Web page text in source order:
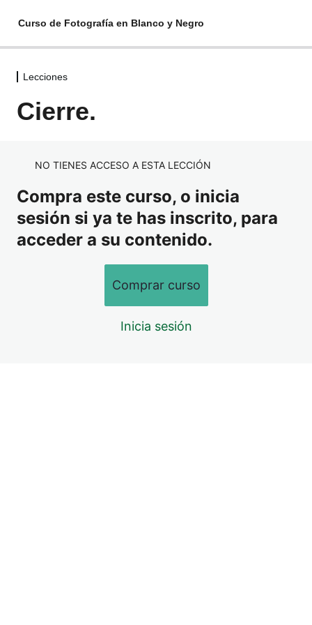
Curso de Fotografía en Blanco y Negro
Lecciones
Introducción.
Película.
Pixel.
Pensar en Blanco y Negro.
Lecciones
Cierre.
NO TIENES ACCESO A ESTA LECCIÓN
Compra este curso, o inicia
sesión si ya te has inscrito, para
acceder a su contenido.
Comprar curso
Inicia sesión